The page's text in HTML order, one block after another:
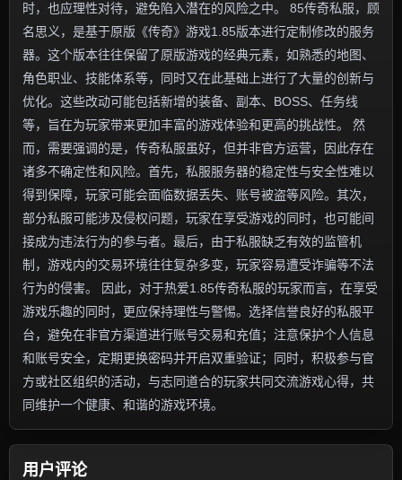
时，也应理性对待，避免陷入潜在的风险之中。 85传奇私服，顾
名思义，是基于原版《传奇》游戏1.85版本进行定制修改的服务
器。这个版本往往保留了原版游戏的经典元素，如熟悉的地图、
角色职业、技能体系等，同时又在此基础上进行了大量的创新与
优化。这些改动可能包括新增的装备、副本、BOSS、任务线
等，旨在为玩家带来更加丰富的游戏体验和更高的挑战性。 然
而，需要强调的是，传奇私服虽好，但并非官方运营，因此存在
诸多不确定性和风险。首先，私服服务器的稳定性与安全性难以
得到保障，玩家可能会面临数据丢失、账号被盗等风险。其次，
部分私服可能涉及侵权问题，玩家在享受游戏的同时，也可能间
接成为违法行为的参与者。最后，由于私服缺乏有效的监管机
制，游戏内的交易环境往往复杂多变，玩家容易遭受诈骗等不法
行为的侵害。 因此，对于热爱1.85传奇私服的玩家而言，在享受
游戏乐趣的同时，更应保持理性与警惕。选择信誉良好的私服平
台，避免在非官方渠道进行账号交易和充值；注意保护个人信息
和账号安全，定期更换密码并开启双重验证；同时，积极参与官
方或社区组织的活动，与志同道合的玩家共同交流游戏心得，共
同维护一个健康、和谐的游戏环境。
用户评论